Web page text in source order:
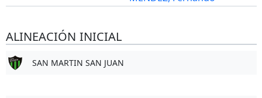
ALINEACIÓN INICIAL
SAN MARTIN SAN JUAN